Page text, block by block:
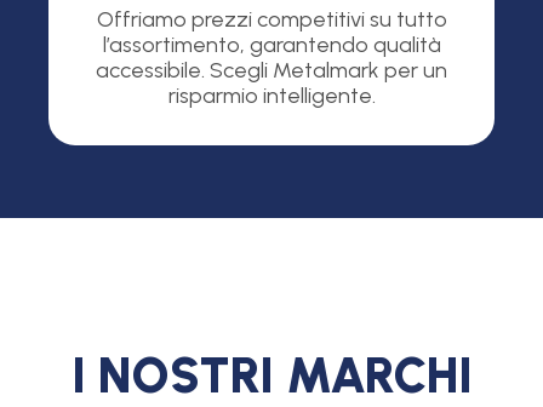
Offriamo prezzi competitivi su tutto
l’assortimento, garantendo qualità
accessibile. Scegli Metalmark per un
risparmio intelligente.
I NOSTRI MARCHI